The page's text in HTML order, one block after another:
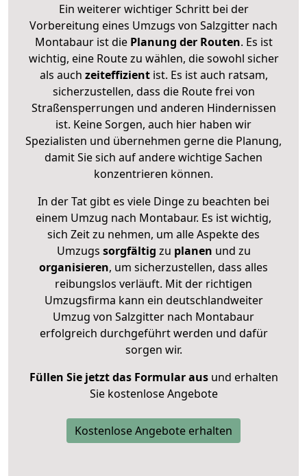
Ein weiterer wichtiger Schritt bei der
Vorbereitung eines Umzugs von Salzgitter nach
Montabaur ist diePlanung der Routen. Es ist
wichtig, eine Route zu wählen, die sowohl sicher
als auch zeiteffizientist. Es ist auch ratsam,
sicherzustellen, dass die Route frei von
Straßensperrungen und anderen Hindernissen
ist. Keine Sorgen, auch hier haben wir
Spezialisten und übernehmen gerne die Planung,
damit Sie sich auf andere wichtige Sachen
konzentrieren können.
In der Tat gibt es viele Dinge zu beachten bei
einem Umzug nach Montabaur. Es ist wichtig,
sich Zeit zu nehmen, um alle Aspekte des
Umzugs sorgfältig zu planen und zu
organisieren, um sicherzustellen, dass alles
reibungslos verläuft. Mit der richtigen
Umzugsfirma kann ein deutschlandweiter
Umzug von Salzgitter nach Montabaur
erfolgreich durchgeführt werden und dafür
sorgen wir.
Füllen Sie jetzt das Formular ausund erhalten
Sie kostenlose Angebote
Kostenlose Angebote erhalten